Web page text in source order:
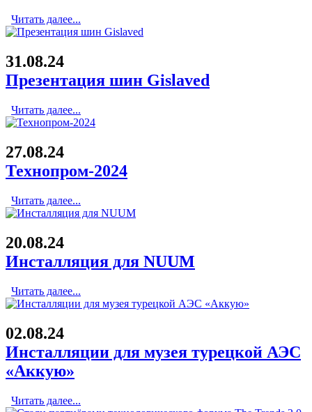
Читать далее...
31.08.24
Презентация шин Gislaved
Читать далее...
27.08.24
Технопром-2024
Читать далее...
20.08.24
Инсталляция для NUUM
Читать далее...
02.08.24
Инсталляции для музея турецкой АЭС
«Аккую»
Читать далее...